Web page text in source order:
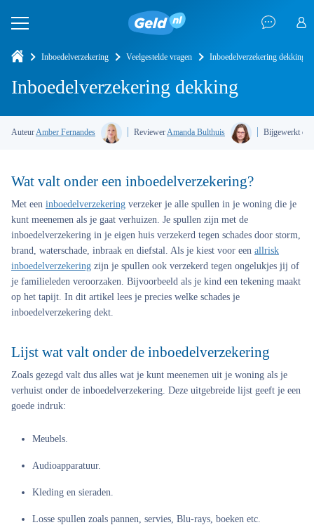
Inboedelverzekering Veelgestelde vragen Inboedelverzekering dekking
Inboedelverzekering dekking
Auteur Amber Fernandes Reviewer Amanda Bulthuis Bijgewerkt op
Wat valt onder een inboedelverzekering?
Met een inboedelverzekering verzeker je alle spullen in je woning die je
kunt meenemen als je gaat verhuizen. Je spullen zijn met de
inboedelverzekering in je eigen huis verzekerd tegen schades door storm,
brand, waterschade, inbraak en diefstal. Als je kiest voor een allrisk
inboedelverzekering zijn je spullen ook verzekerd tegen ongelukjes jij of
je familieleden veroorzaken. Bijvoorbeeld als je kind een tekening maakt
op het tapijt. In dit artikel lees je precies welke schades je
inboedelverzekering dekt.
Lijst wat valt onder de inboedelverzekering
Zoals gezegd valt dus alles wat je kunt meenemen uit je woning als je
verhuist onder de inboedelverzekering. Deze uitgebreide lijst geeft je een
goede indruk:
Meubels.
Audioapparatuur.
Kleding en sieraden.
Losse spullen zoals pannen, servies, Blu-rays, boeken etc.